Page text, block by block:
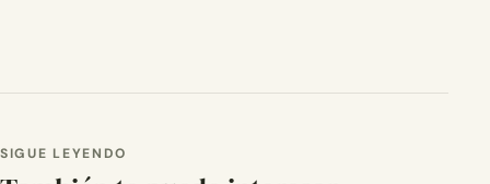
SIGUE LEYENDO